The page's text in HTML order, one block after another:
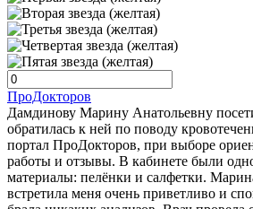
ПроДокторов
Дамдинову Марину Анатольевну
обратилась к ней по поводу
портал ПроДокторов, при выборе
работы и отзывы. В кабинете были
материалы: пелёнки и салфетки.
встретила меня очень приветливо и